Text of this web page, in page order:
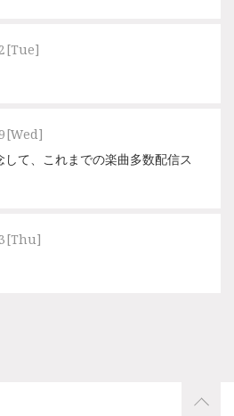
[Tue]
[Wed]
て、これまでの楽曲多数配信ス
[Thu]